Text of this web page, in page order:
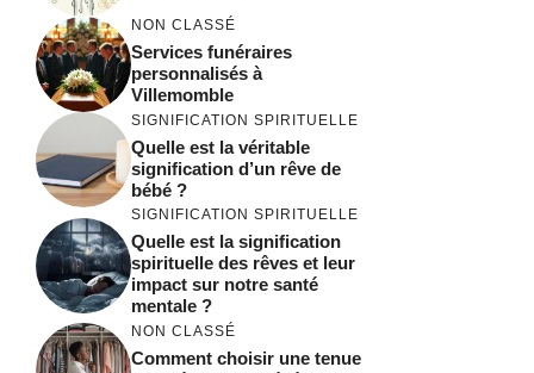
NON CLASSÉ
Services funéraires
personnalisés à
Villemomble
SIGNIFICATION SPIRITUELLE
Quelle est la véritable
signification d’un rêve de
bébé ?
SIGNIFICATION SPIRITUELLE
Quelle est la signification
spirituelle des rêves et leur
impact sur notre santé
mentale ?
NON CLASSÉ
Comment choisir une tenue